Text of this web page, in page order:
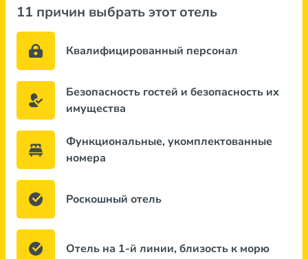
11 причин выбрать этот отель
Квалифицированный персонал
Безопасность гостей и безопасность их
имущества
Функциональные, укомплектованные
номера
Роскошный отель
Отель на 1-й линии, близость к морю